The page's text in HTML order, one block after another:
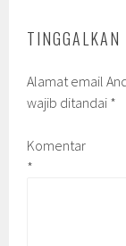
Alamat email
wajib ditandai *
Komentar
*